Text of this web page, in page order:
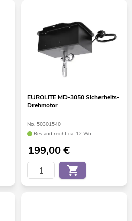
EUROLITE MD-3050 Sicherheits-
Drehmotor
No. 50301540
Bestand reicht ca. 12 Wo.
199,00€